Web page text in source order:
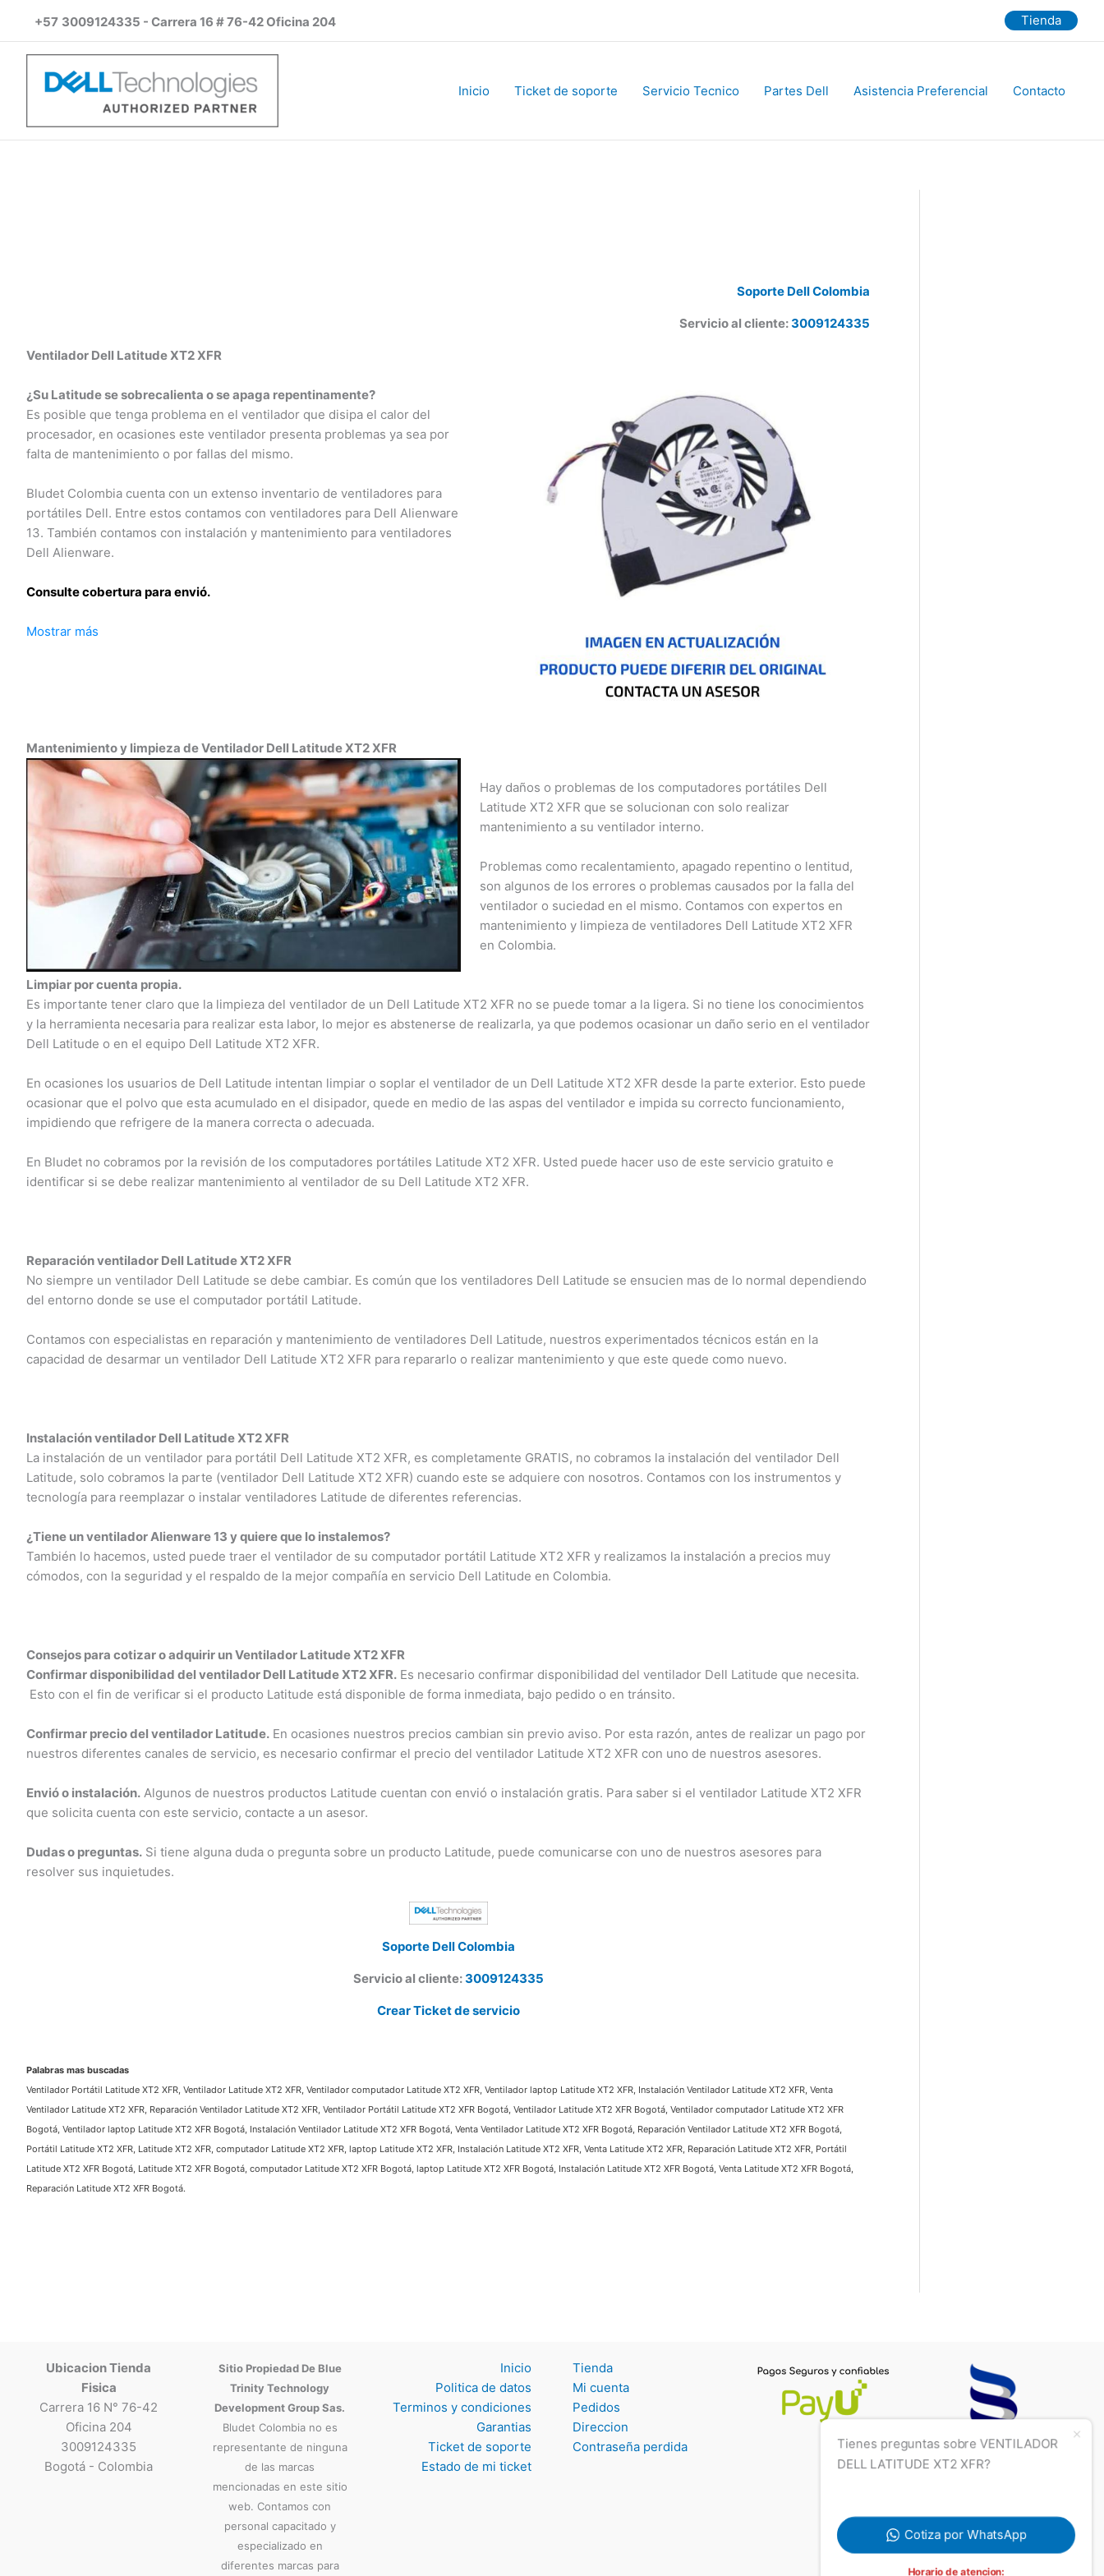
+57 3009124335 - Carrera 16 # 76-42 Oficina 204 Tienda
Inicio Ticket de soporte Servicio Tecnico Partes Dell Asistencia Preferencial Contacto
Soporte Dell Colombia
Servicio al cliente:3009124335
Ventilador Dell Latitude XT2 XFR
¿Su Latitude se sobrecalienta o se apaga repentinamente?
Es posible que tenga problema en el ventilador que disipa el calor del
procesador, en ocasiones este ventilador presenta problemas ya sea por
falta de mantenimiento o por fallas del mismo.
Bludet Colombia cuenta con un extenso inventario de ventiladores para
portátiles Dell. Entre estos contamos con ventiladores para Dell Alienware
13. También contamos con instalación y mantenimiento para ventiladores
Dell Alienware.
Consulte cobertura para envió.
Leticia, Medellín, Arauca, Barranquilla, Cartagena, Tunja, Manizales,
Mostrar más
Mantenimiento y limpieza de Ventilador Dell Latitude XT2 XFR
Hay daños o problemas de los computadores portátiles Dell
Latitude XT2 XFR que se solucionan con solo realizar
mantenimiento a su ventilador interno.
Problemas como recalentamiento, apagado repentino o lentitud,
son algunos de los errores o problemas causados por la falla del
ventilador o suciedad en el mismo. Contamos con expertos en
mantenimiento y limpieza de ventiladores Dell Latitude XT2 XFR
en Colombia.
Limpiar por cuenta propia.
Es importante tener claro que la limpieza del ventilador de un Dell Latitude XT2 XFR no se puede tomar a la ligera. Si no tiene los conocimientos
y la herramienta necesaria para realizar esta labor, lo mejor es abstenerse de realizarla, ya que podemos ocasionar un daño serio en el ventilador
Dell Latitude o en el equipo Dell Latitude XT2 XFR.
En ocasiones los usuarios de Dell Latitude intentan limpiar o soplar el ventilador de un Dell Latitude XT2 XFR desde la parte exterior. Esto puede
ocasionar que el polvo que esta acumulado en el disipador, quede en medio de las aspas del ventilador e impida su correcto funcionamiento,
impidiendo que refrigere de la manera correcta o adecuada.
En Bludet no cobramos por la revisión de los computadores portátiles Latitude XT2 XFR. Usted puede hacer uso de este servicio gratuito e
identificar si se debe realizar mantenimiento al ventilador de su Dell Latitude XT2 XFR.
Reparación ventilador Dell Latitude XT2 XFR
No siempre un ventilador Dell Latitude se debe cambiar. Es común que los ventiladores Dell Latitude se ensucien mas de lo normal dependiendo
del entorno donde se use el computador portátil Latitude.
Contamos con especialistas en reparación y mantenimiento de ventiladores Dell Latitude, nuestros experimentados técnicos están en la
capacidad de desarmar un ventilador Dell Latitude XT2 XFR para repararlo o realizar mantenimiento y que este quede como nuevo.
Instalación ventilador Dell Latitude XT2 XFR
La instalación de un ventilador para portátil Dell Latitude XT2 XFR, es completamente GRATIS, no cobramos la instalación del ventilador Dell
Latitude, solo cobramos la parte (ventilador Dell Latitude XT2 XFR) cuando este se adquiere con nosotros. Contamos con los instrumentos y
tecnología para reemplazar o instalar ventiladores Latitude de diferentes referencias.
¿Tiene un ventilador Alienware 13 y quiere que lo instalemos?
También lo hacemos, usted puede traer el ventilador de su computador portátil Latitude XT2 XFR y realizamos la instalación a precios muy
cómodos, con la seguridad y el respaldo de la mejor compañía en servicio Dell Latitude en Colombia.
Consejos para cotizar o adquirir un Ventilador Latitude XT2 XFR
Confirmar disponibilidad del ventilador Dell Latitude XT2 XFR.Es necesario confirmar disponibilidad del ventilador Dell Latitude que necesita.
Esto con el fin de verificar si el producto Latitude está disponible de forma inmediata, bajo pedido o en tránsito.
Confirmar precio del ventilador Latitude.En ocasiones nuestros precios cambian sin previo aviso. Por esta razón, antes de realizar un pago por
nuestros diferentes canales de servicio, es necesario confirmar el precio del ventilador Latitude XT2 XFR con uno de nuestros asesores.
Envió o instalación.Algunos de nuestros productos Latitude cuentan con envió o instalación gratis. Para saber si el ventilador Latitude XT2 XFR
que solicita cuenta con este servicio, contacte a un asesor.
Dudas o preguntas.Si tiene alguna duda o pregunta sobre un producto Latitude, puede comunicarse con uno de nuestros asesores para
resolver sus inquietudes.
Soporte Dell Colombia
Servicio al cliente:3009124335
Crear Ticket de servicio
Palabras mas buscadas
Ventilador Portátil Latitude XT2 XFR, Ventilador Latitude XT2 XFR, Ventilador computador Latitude XT2 XFR, Ventilador laptop Latitude XT2 XFR, Instalación Ventilador Latitude XT2 XFR, Venta
Ventilador Latitude XT2 XFR, Reparación Ventilador Latitude XT2 XFR, Ventilador Portátil Latitude XT2 XFR Bogotá, Ventilador Latitude XT2 XFR Bogotá, Ventilador computador Latitude XT2 XFR
Bogotá, Ventilador laptop Latitude XT2 XFR Bogotá, Instalación Ventilador Latitude XT2 XFR Bogotá, Venta Ventilador Latitude XT2 XFR Bogotá, Reparación Ventilador Latitude XT2 XFR Bogotá,
Portátil Latitude XT2 XFR, Latitude XT2 XFR, computador Latitude XT2 XFR, laptop Latitude XT2 XFR, Instalación Latitude XT2 XFR, Venta Latitude XT2 XFR, Reparación Latitude XT2 XFR, Portátil
Latitude XT2 XFR Bogotá, Latitude XT2 XFR Bogotá, computador Latitude XT2 XFR Bogotá, laptop Latitude XT2 XFR Bogotá, Instalación Latitude XT2 XFR Bogotá, Venta Latitude XT2 XFR Bogotá,
Reparación Latitude XT2 XFR Bogotá.
Ubicacion Tienda
Fisica
Carrera 16 N° 76-42
Oficina 204
3009124335
Bogotá - Colombia
Sitio Propiedad De Blue
Trinity Technology
Development Group Sas.
Bludet Colombia no es
representante de ninguna
de las marcas
mencionadas en este sitio
web. Contamos con
personal capacitado y
especializado en
diferentes marcas para
Inicio
Politica de datos
Terminos y
condiciones
Garantias
Ticket de soporte
Tienda
Mi cuenta
Pedidos
Direccion
Contraseña perdida
¿Necesitas un experto?
Comunícate con nosotros
DELL LATITUDE XT2 XFR?
Cotiza por WhatsApp